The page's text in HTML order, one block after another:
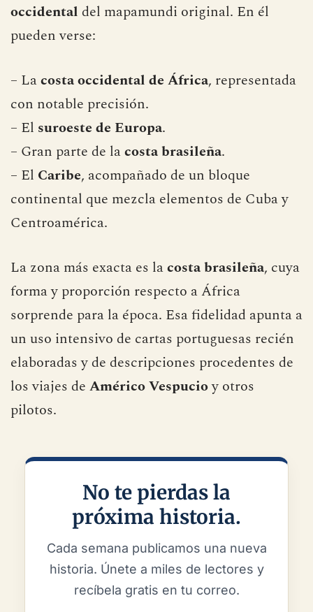
occidental del mapamundi original. En él
pueden verse:
– Lacosta occidental de África, representada
con notable precisión.
– El suroeste de Europa.
– Gran parte de lacosta brasileña.
– El Caribe, acompañado de un bloque
continental que mezcla elementos de Cuba y
Centroamérica.
La zona más exacta es lacosta brasileña, cuya
forma y proporción respecto a África
sorprende para la época. Esa fidelidad apunta a
un uso intensivo de cartas portuguesas recién
elaboradas y de descripciones procedentes de
los viajes de Américo Vespucioy otros
pilotos.
No te pierdas la
próxima historia.
Cada semana publicamos una nueva
historia. Únete a miles de lectores y
recíbela gratis en tu correo.